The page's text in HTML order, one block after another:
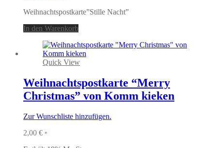
Weihnachtspostkarte”Stille Nacht”
In den Warenkorb
Quick View
Weihnachtspostkarte “Merry
Christmas” von Komm kieken
Zur Wunschliste hinzufügen.
2,00 € *